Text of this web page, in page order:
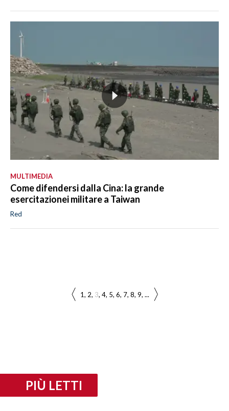
MULTIMEDIA
Come difendersi dalla Cina: la grande
esercitazionei militare a Taiwan
Red
1 2 3 4 5 6 7 8 9 ...
PIÙ LETTI